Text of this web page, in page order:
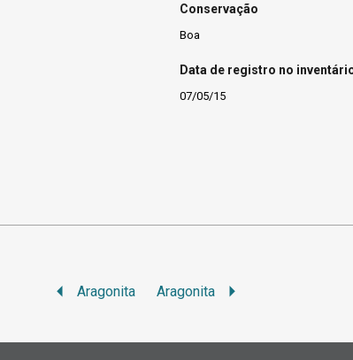
Conservação
Boa
Data de registro no
07/05/15
Aragonita Aragonita